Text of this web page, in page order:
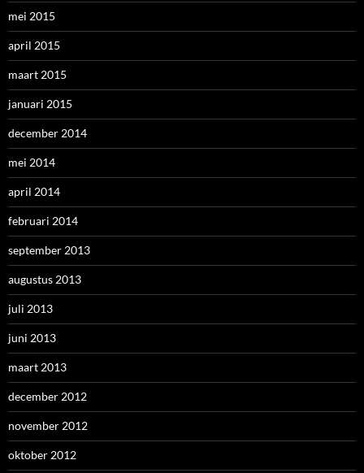
mei 2015
april 2015
maart 2015
januari 2015
december 2014
mei 2014
april 2014
februari 2014
september 2013
augustus 2013
juli 2013
juni 2013
maart 2013
december 2012
november 2012
oktober 2012